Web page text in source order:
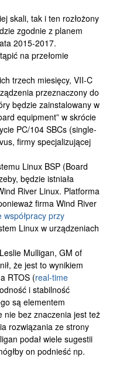
skali, tak i ten rozłożony
zgodnie z planem
2015-2017.
na przełomie
trzech miesięcy, VII-C
przeznaczony do
będzie zainstalowany w
equipment” w skrócie
PC/104 SBCs (single-
firmy specjalizującej
Linux BSP (Board
będzie istniała
River Linux. Platforma
firma Wind River
przy
Linux w urządzeniach
Mulligan, GM of
że jest to wynikiem
RTOS (real-time
i stabilność
są elementem
nie bez znaczenia jest też
rozwiązania ze strony
podał wiele sugestii
on podnieść np.